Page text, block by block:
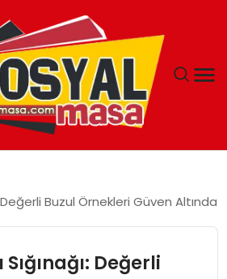
Değerli Buzul Örnekleri Güven Altında
Sığınağı: Değerli